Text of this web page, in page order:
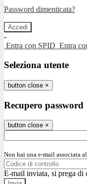
Password dimenticata?
-
Entra con SPID Entra
Seleziona utente
button close ×
Recupero password
button close ×
Non hai una e-mail associata
E-mail inviata, si prega di